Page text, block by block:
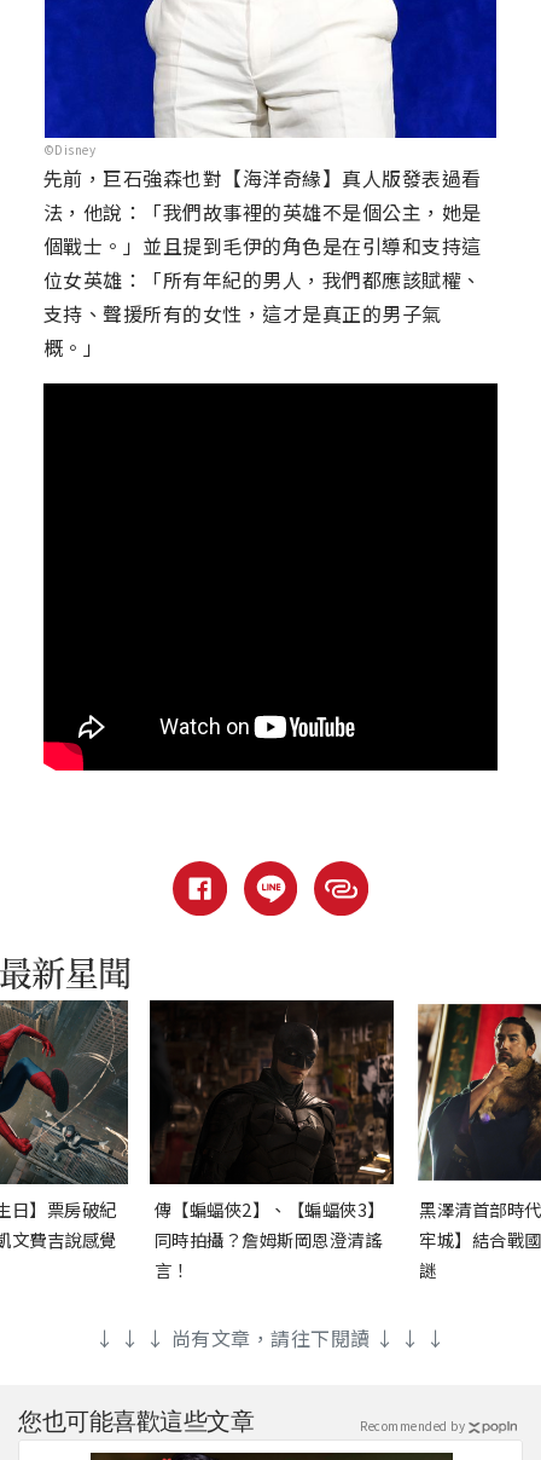
©Disney
先前，巨石強森也對【海洋奇緣】真人版發表過看
法，他說：「我們故事裡的英雄不是個公主，她是
個戰士。」並且提到毛伊的角色是在引導和支持這
位女英雄：「所有年紀的男人，我們都應該賦權、
支持、聲援所有的女性，這才是真正的男子氣
概。」
日】票房破紀
文費吉說感覺
傳【蝙蝠俠2】、【蝙蝠俠3】
同時拍攝？詹姆斯岡恩澄清謠
言！
黑澤清首部時
牢城】結合戰
謎
↓ ↓ ↓ 尚有文章，請往下閱讀 ↓ ↓ ↓
您也可能喜歡這些文章 Recommended by